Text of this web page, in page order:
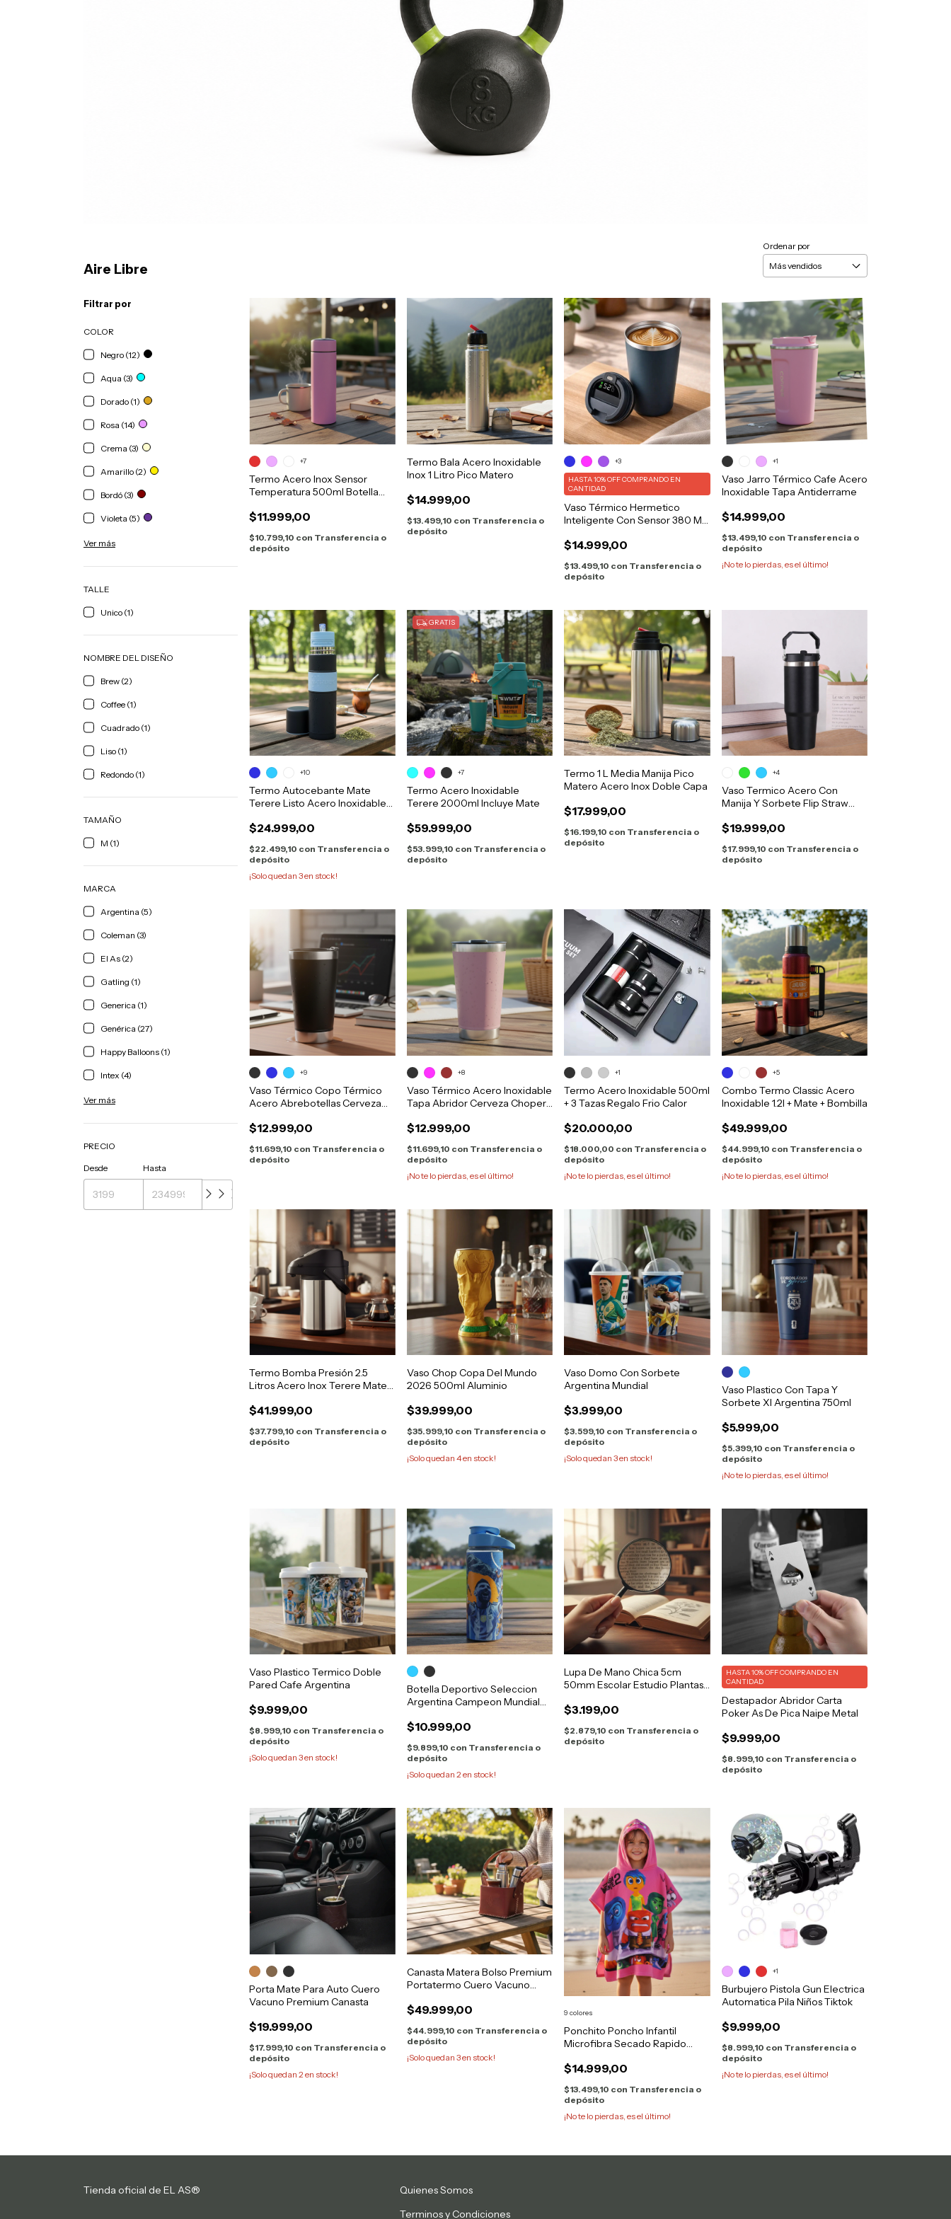
Aire Libre
Ordenar por
Filtrar por
COLOR
Negro (12)
Aqua (3)
Dorado (1)
Rosa (14)
Crema (3)
Amarillo (2)
Bordó (3)
Violeta (5)
Ver más
TALLE
Unico (1)
NOMBRE DEL DISEÑO
Brew (2)
Coffee (1)
Cuadrado (1)
Liso (1)
Redondo (1)
TAMAÑO
M (1)
MARCA
Argentina (5)
Coleman (3)
El As (2)
Gatling (1)
Generica (1)
Genérica (27)
Happy Balloons (1)
Intex (4)
Ver más
PRECIO
Desde Hasta
Termo Acero Inox Sensor
Temperatura 500ml Botella
$11.999,00
$10.799,10 con Transferencia o
depósito
+7
Termo Bala Acero Inoxidable
Inox 1 Litro Pico Matero
$14.999,00
$13.499,10 con Transferencia o
depósito
Vaso Térmico Hermetico
Inteligente Con Sensor 380 Ml
$14.999,00
HASTA 10% OFFCOMPRANDO EN
CANTIDAD
$13.499,10 con Transferencia o
depósito
+3
Vaso Jarro Térmico Cafe Acero
Inoxidable Tapa Antiderrame
$14.999,00
$13.499,10 con Transferencia o
depósito
¡No te lo pierdas, es el último!
+1
Termo Autocebante Mate
Terere Listo Acero Inoxidable
$24.999,00
$22.499,10 con Transferencia o
depósito
¡Solo quedan3en stock!
+10
GRATIS
Termo Acero Inoxidable
Terere 2000ml Incluye Mate
$59.999,00
$53.999,10 con Transferencia o
depósito
+7
Termo 1 L Media Manija Pico
Matero Acero Inox Doble Capa
$17.999,00
$16.199,10 con Transferencia o
depósito
Vaso Termico Acero Con
Manija Y Sorbete Flip Straw
$19.999,00
$17.999,10 con Transferencia o
depósito
+4
Vaso Térmico Copo Térmico
Acero Abrebotellas Cerveza
$12.999,00
$11.699,10 con Transferencia o
depósito
+9
Vaso Térmico Acero Inoxidable
Tapa Abridor Cerveza Chopera
$12.999,00
$11.699,10 con Transferencia o
depósito
¡No te lo pierdas, es el último!
+8
Termo Acero Inoxidable 500ml
+ 3 Tazas Regalo Frio Calor
$20.000,00
$18.000,00 con Transferencia o
depósito
¡No te lo pierdas, es el último!
+1
Combo Termo Classic Acero
Inoxidable 1.2l + Mate + Bombilla
$49.999,00
$44.999,10 con Transferencia o
depósito
¡No te lo pierdas, es el último!
+5
Termo Bomba Presión 2.5
Litros Acero Inox Terere Mate
$41.999,00
$37.799,10 con Transferencia o
depósito
Vaso Chop Copa Del Mundo
2026 500ml Aluminio
$39.999,00
$35.999,10 con Transferencia o
depósito
¡Solo quedan 4en stock!
Vaso Domo Con Sorbete
Argentina Mundial
$3.999,00
$3.599,10 con Transferencia o
depósito
¡Solo quedan3en stock!
Vaso Plastico Con Tapa Y
Sorbete Xl Argentina 750ml
$5.999,00
$5.399,10 con Transferencia o
depósito
¡No te lo pierdas, es el último!
Vaso Plastico Termico Doble
Pared Cafe Argentina
$9.999,00
$8.999,10 con Transferencia o
depósito
¡Solo quedan3en stock!
Botella Deportivo Seleccion
Argentina Campeon Mundial
$10.999,00
$9.899,10 con Transferencia o
depósito
¡Solo quedan 2en stock!
Lupa De Mano Chica 5cm
50mm Escolar Estudio Plantas
$3.199,00
$2.879,10 con Transferencia o
depósito
Destapador Abridor Carta
Poker As De Pica Naipe Metal
$9.999,00
HASTA 10% OFFCOMPRANDO EN
CANTIDAD
$8.999,10 con Transferencia o
depósito
Porta Mate Para Auto Cuero
Vacuno Premium Canasta
$19.999,00
$17.999,10 con Transferencia o
depósito
¡Solo quedan2 en stock!
Canasta Matera Bolso Premium
Portatermo Cuero Vacuno
$49.999,00
$44.999,10 con Transferencia o
depósito
¡Solo quedan 3en stock!
Ponchito Poncho Infantil
Microfibra Secado Rapido
$14.999,00
$13.499,10 con Transferencia o
depósito
¡No te lo pierdas, es el último!
9 colores
Burbujero Pistola Gun Electrica
Automatica Pila Niños Tiktok
$9.999,00
$8.999,10 con Transferencia o
depósito
¡No te lo pierdas, es el último!
+1
Tienda oficial de EL AS®
Quienes Somos
Terminos y Condiciones